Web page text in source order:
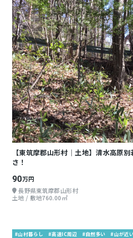
【東筑摩郡山形村｜土地】清水高原
さ！
90万円
長野県東筑摩郡山形村
土地 / 敷地760.00㎡
#山村暮らし #高速IC周辺 #自然多い #山が近い